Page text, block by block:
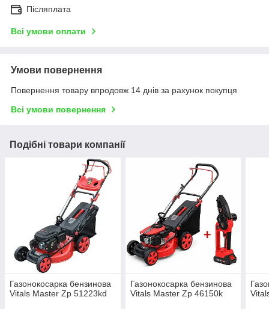
Післяплата
Всі умови оплати
Умови повернення
Повернення товару впродовж 14 днів за рахунок покупця
Всі умови повернення
Подібні товари компанії
Газонокосарка бензинова
Vitals Master Zp 51223kd
Газонокосарка бензинова
Vitals Master Zp 46150k